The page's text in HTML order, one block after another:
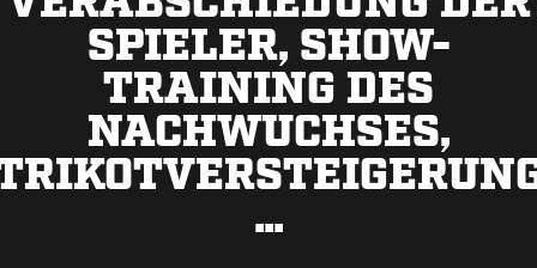
SPIELER, SHOW-
TRAINING DES
NACHWUCHSES,
…